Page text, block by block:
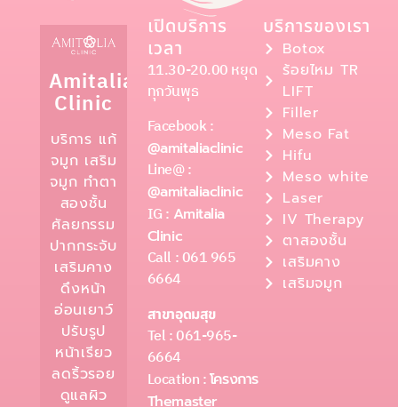
Amitalia
Clinic
บริการ แก้
จมูก เสริม
จมูก ทำตา
สองชั้น
ศัลยกรรม
ปากกระจับ
เสริมคาง
ดึงหน้า
อ่อนเยาว์
ปรับรูป
หน้าเรียว
ลดริ้วรอย
ดูแลผิว
เปิดบริการ
เวลา
11.30-20.00 หยุด
ทุกวันพุธ
Facebook :
@amitaliaclinic
Line@ :
@amitaliaclinic
IG : Amitalia
Clinic
Call : 061 965
6664
สาขาอุดมสุข
Tel : 061-965-
6664
Location :โครงการ
Themaster
บริการของเรา
Botox
ร้อยไหม TR
LIFT
Filler
Meso Fat
Hifu
Meso white
Laser
IV Therapy
ตาสองชั้น
เสริมคาง
เสริมจมูก